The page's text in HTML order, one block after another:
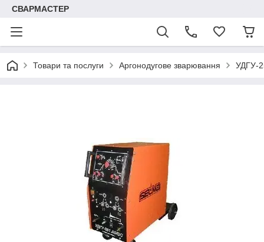
СВАРМАСТЕР
Товари та послуги Аргонодугове зварювання УДГУ-